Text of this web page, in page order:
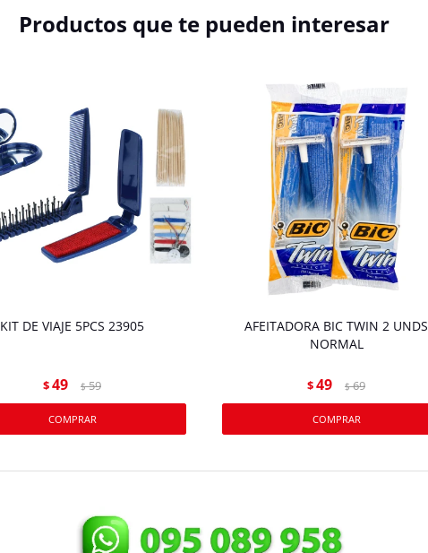
Productos que te pueden interesar
KIT DE VIAJE 5PCS 23905
$49 $ 59
AFEITADORA BIC TWIN 2 UNDS
NORMAL
$49 $ 69